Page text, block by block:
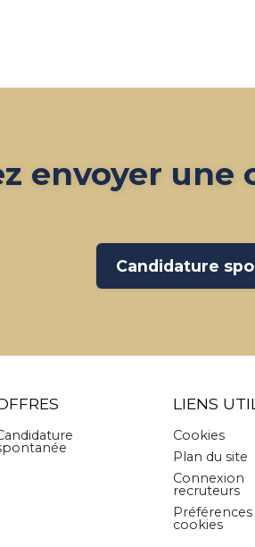
envoyer
Candidature
LIENS
Cookies
Plan du site
Connexion
recruteurs
Préférences
cookies